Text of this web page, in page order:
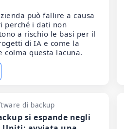
può fallire a causa
perché i dati non
a rischio le basi per il
di IA e come la
colma questa lacuna.
di backup
si espande negli